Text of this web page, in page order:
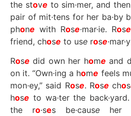
the stove to sim·mer, and
pair of mit·tens for her ba·by
phone with Rose·mar·ie. Rose
friend, chose to use rose
Rose did own her home and
on it. “Own·ing a home feels
mon·ey,” said Rose. Rose chos
hose to wa·ter the
the ro·ses be·cause her